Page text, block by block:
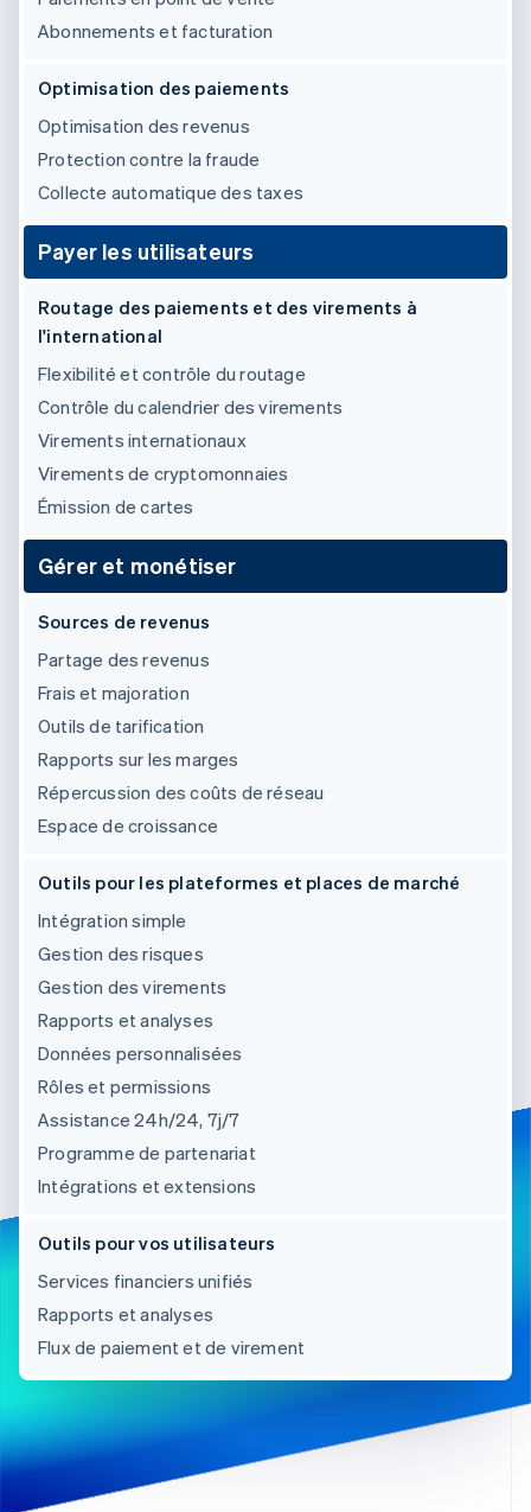
Découvrez les prochaines évolutions
Constitution de start-up
Climate
Élimination du carbone
Identity
Vérification de l'identité
Stripe Sessions 2026
Découvrez comment Stripe construit l’infrastructure
Regarder la vidéo
Écosystème
Partenaires
Stripe App Marketplace
Abonnements et facturation
Optimisation des paiements
Optimisation des revenus
Protection contre la fraude
Collecte automatique des taxes
Payer les utilisateurs
Routage des paiements et des virements à
l'international
Flexibilité et contrôle du routage
Contrôle du calendrier des virements
Virements internationaux
Virements de cryptomonnaies
Émission de cartes
Gérer et monétiser
Sources de revenus
Partage des revenus
Frais et majoration
Outils de tarification
Rapports sur les marges
Répercussion des coûts de réseau
Espace de croissance
Outils pour les plateformes et places de marché
Intégration simple
Gestion des risques
Gestion des virements
Rapports et analyses
Données personnalisées
Rôles et permissions
Assistance 24h/24, 7j/7
Programme de partenariat
Intégrations et extensions
Outils pour vos utilisateurs
Services financiers unifiés
Rapports et analyses
Flux de paiement et de virement